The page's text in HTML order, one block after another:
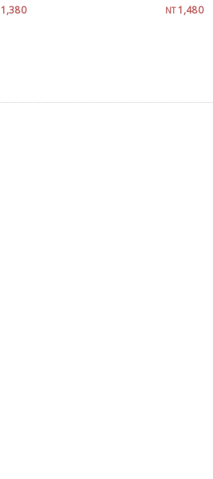
1,380 NT1,480